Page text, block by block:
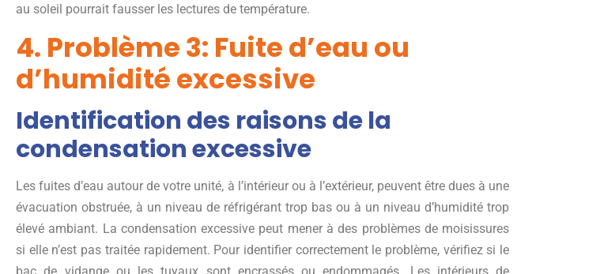
au soleil pourrait fausser les lectures de température.
4. Problème 3: Fuite d’eau ou
d’humidité excessive
Identification des raisons de la
condensation excessive
Les fuites d’eau autour de votre unité, à l’intérieur ou à l’extérieur, peuvent être dues à une
évacuation obstruée, à un niveau de réfrigérant trop bas ou à un niveau d’humidité trop
élevé ambiant. La condensation excessive peut mener à des problèmes de moisissures
si elle n’est pas traitée rapidement. Pour identifier correctement le problème, vérifiez si le
bac de vidange ou les tuyaux sont encrassés ou endommagés. Les intérieurs de